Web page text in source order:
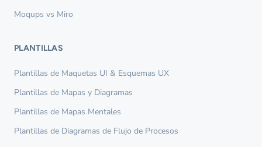
Moqups vs Miro
PLANTILLAS
Plantillas de Maquetas UI & Esquemas UX
Plantillas de Mapas y Diagramas
Plantillas de Mapas Mentales
Plantillas de Diagramas de Flujo de Procesos